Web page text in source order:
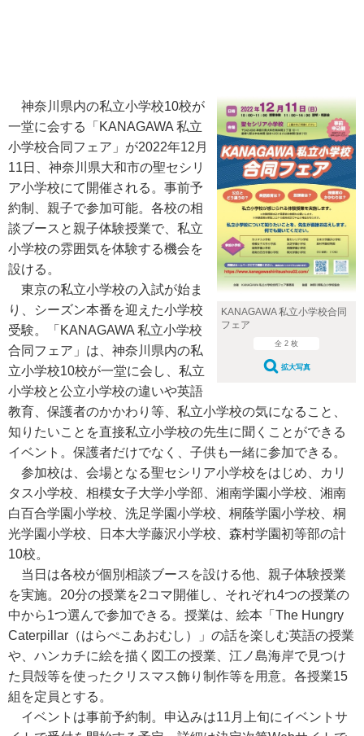
KANAGAWA 私立小学校合同
フェア
全 2 枚
拡大写真
神奈川県内の私立小学校10校が
一堂に会する「KANAGAWA 私立
小学校合同フェア」が2022年12月
11日、神奈川県大和市の聖セシリ
ア小学校にて開催される。事前予
約制、親子で参加可能。各校の相
談ブースと親子体験授業で、私立
小学校の雰囲気を体験する機会を
設ける。
東京の私立小学校の入試が始ま
り、シーズン本番を迎えた小学校
受験。「KANAGAWA 私立小学校
合同フェア」は、神奈川県内の私
立小学校10校が一堂に会し、私立
小学校と公立小学校の違いや英語
教育、保護者のかかわり等、私立小学校の気になること、
知りたいことを直接私立小学校の先生に聞くことができる
イベント。保護者だけでなく、子供も一緒に参加できる。
参加校は、会場となる聖セシリア小学校をはじめ、カリ
タス小学校、相模女子大学小学部、湘南学園小学校、湘南
白百合学園小学校、洗足学園小学校、桐蔭学園小学校、桐
光学園小学校、日本大学藤沢小学校、森村学園初等部の計
10校。
当日は各校が個別相談ブースを設ける他、親子体験授業
を実施。20分の授業を2コマ開催し、それぞれ4つの授業の
中から1つ選んで参加できる。授業は、絵本「The Hungry
Caterpillar（はらぺこあおむし）」の話を楽しむ英語の授業
や、ハンカチに絵を描く図工の授業、江ノ島海岸で見つけ
た貝殻等を使ったクリスマス飾り制作等を用意。各授業15
組を定員とする。
イベントは事前予約制。申込みは11月上旬にイベントサ